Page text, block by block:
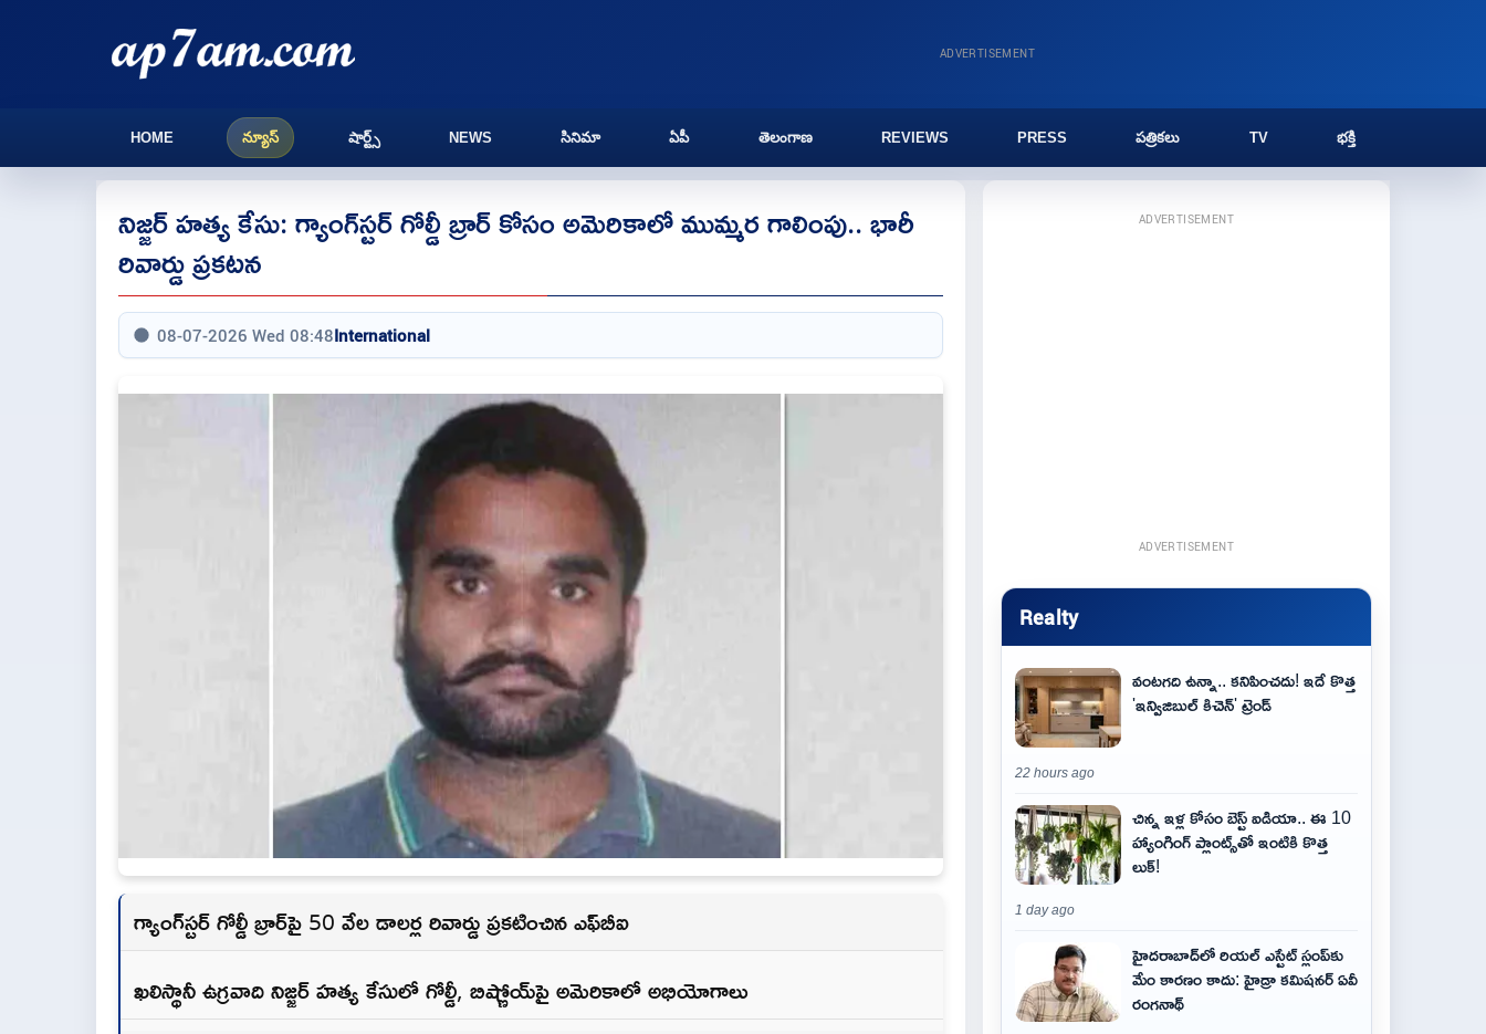
ADVERTISEMENT
HOME న్యూస్ షార్ట్స్ NEWS సినిమా ఏపీ తెలంగాణ REVIEWS PRESS పత్రికలు TV భక్తి
నిజ్జర్ హత్య కేసు: గ్యాంగ్‌స్టర్ గోల్డీ బ్రార్‌ కోసం అమెరికాలో ముమ్మర గాలింపు.. భారీ
రివార్డు ప్రకటన
08-07-2026 Wed 08:48International
గ్యాంగ్‌స్టర్ గోల్డీ బ్రార్‌పై 50 వేల డాలర్ల రివార్డు ప్రకటించిన ఎఫ్‌బీఐ
ఖలిస్థానీ ఉగ్రవాది నిజ్జర్ హత్య కేసులో గోల్డీ, బిష్ణోయ్‌పై అమెరికాలో అభియోగాలు
ADVERTISEMENT
ADVERTISEMENT
Realty
వంటగది ఉన్నా.. కనిపించదు! ఇదే కొత్త
'ఇన్విజిబుల్ కిచెన్' ట్రెండ్
22 hours ago
చిన్న ఇళ్ల కోసం బెస్ట్ ఐడియా.. ఈ 10
హ్యాంగింగ్ ప్లాంట్స్‌తో ఇంటికి కొత్త
లుక్!
1 day ago
హైదరాబాద్‌లో రియల్ ఎస్టేట్ స్లంప్‌కు
మేం కారణం కాదు: హైడ్రా కమిషనర్ ఏవీ
రంగనాథ్